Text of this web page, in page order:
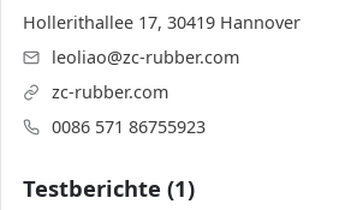
Hollerithallee 17, 30419 Hannover
leoliao@zc-rubber.com
zc-rubber.com
0086 571 86755923
Testberichte (1)